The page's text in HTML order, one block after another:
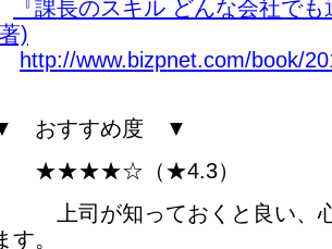
『課長のスキル どんな会社で
)
http://www.bizpnet.com/book/
おすすめ度 ▼
（★4.3）
司が知っておくと良い、心
す。